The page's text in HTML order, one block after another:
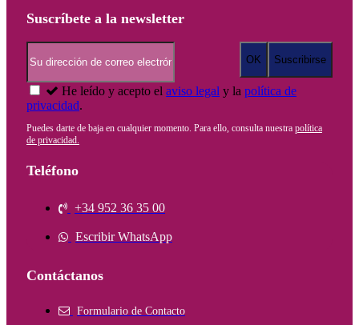
Suscríbete a la newsletter
He leído y acepto el aviso legal y la política de
privacidad.
Puedes darte de baja en cualquier momento. Para ello, consulta nuestra política
de privacidad.
Teléfono
+34 952 36 35 00
Escribir WhatsApp
Contáctanos
Formulario de Contacto